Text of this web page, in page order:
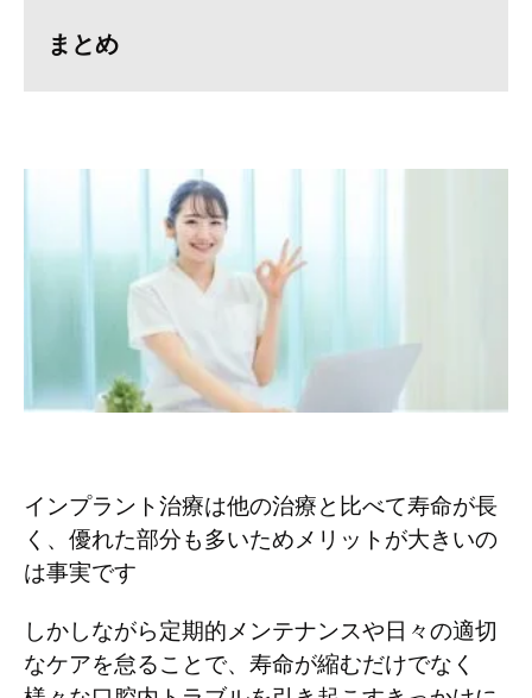
まとめ
インプラント治療は他の治療と比べて寿命が長
く、優れた部分も多いためメリットが大きいの
は事実です
しかしながら定期的メンテナンスや日々の適切
なケアを怠ることで、寿命が縮むだけでなく